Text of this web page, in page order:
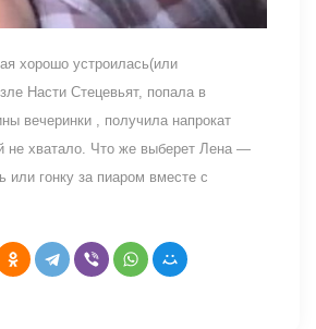
хорошо устроилась(или
Насти Стецевьят, попала в
вечеринки , получила напрокат
не хватало. Что же выберет Лена —
или гонку за пиаром вместе с